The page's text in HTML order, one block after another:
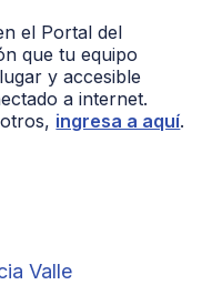
el Portal del
que tu equipo
y accesible
a internet.
ingresa a aquí.
Valle